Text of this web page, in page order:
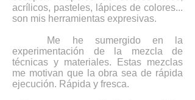
acrílicos, pasteles, lápices de colores...
son mis herramientas expresivas.
Me he sumergido en la
experimentación de la mezcla de
técnicas y materiales. Estas mezclas
me motivan que la obra sea de rápida
ejecución. Rápida y fresca.